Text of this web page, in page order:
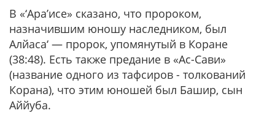
В «‘Ара’исе» сказано, что пророком,
назначившим юношу наследником, был
Алйаса‘ — пророк, упомянутый в Коране
(38:48). Есть также предание в «Ас-Сaви»
(название одного из тафсиров - толкований
Корана), что этим юношей был Башир, сын
Аййуба.